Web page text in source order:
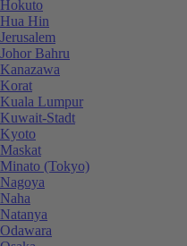
Hokuto
Hua Hin
Jerusalem
Johor Bahru
Kanazawa
Korat
Kuala Lumpur
Kuwait-Stadt
Kyoto
Maskat
Minato (Tokyo)
Nagoya
Naha
Natanya
Odawara